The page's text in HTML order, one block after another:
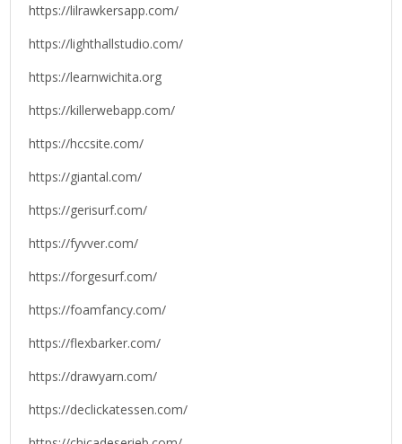
https://lilrawkersapp.com/
https://lighthallstudio.com/
https://learnwichita.org
https://killerwebapp.com/
https://hccsite.com/
https://giantal.com/
https://gerisurf.com/
https://fyvver.com/
https://forgesurf.com/
https://foamfancy.com/
https://flexbarker.com/
https://drawyarn.com/
https://declickatessen.com/